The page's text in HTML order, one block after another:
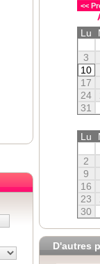
<<
Lu
3
10
17
24
31
Lu
2
9
16
23
30
D'autres